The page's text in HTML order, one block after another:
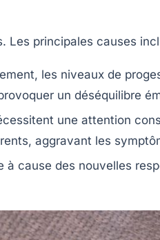
Les principales causes
les niveaux de
un déséquilibre
une attention
aggravant les
à cause des nouvelles